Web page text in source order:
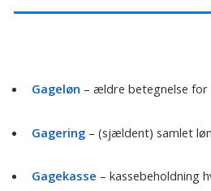
Gageløn – ældre betegnelse
Gagering – (sjældent) samlet
Gagekasse – kassebeholdning